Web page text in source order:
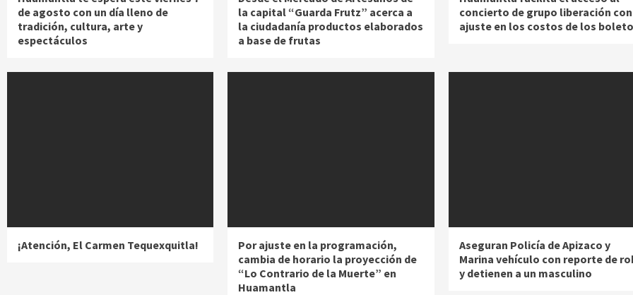
de agosto con un día lleno de
tradición, cultura, arte y
espectáculos
la capital “Guarda Frutz” acerca a
la ciudadanía productos elaborados
a base de frutas
concierto de grupo liberación con
ajuste en los costos de los
¡Atención, El Carmen Tequexquitla!
Por ajuste en la programación,
cambia de horario la proyección de
“Lo Contrario de la Muerte” en
Huamantla
Aseguran Policía de Apizaco y
Marina vehículo con reporte de
y detienen a un masculino